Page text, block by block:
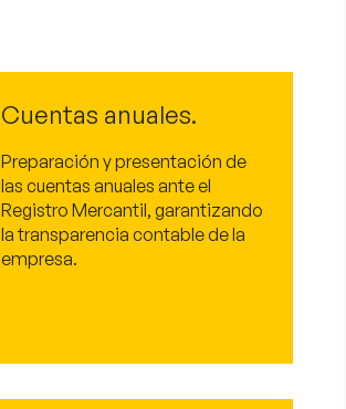
Cuentas anuales.
Preparación y presentación de
las cuentas anuales ante el
Registro Mercantil, garantizando
la transparencia contable de la
empresa.